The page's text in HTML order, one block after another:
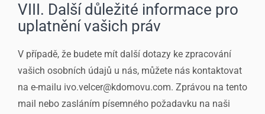
VIII. Další důležité informace pro
uplatnění vašich práv
V případě, že budete mít další dotazy ke zpracování
vašich osobních údajů u nás, můžete nás kontaktovat
na e-mailu ivo.velcer@kdomovu.com. Zprávou na tento
mail nebo zasláním písemného požadavku na naši